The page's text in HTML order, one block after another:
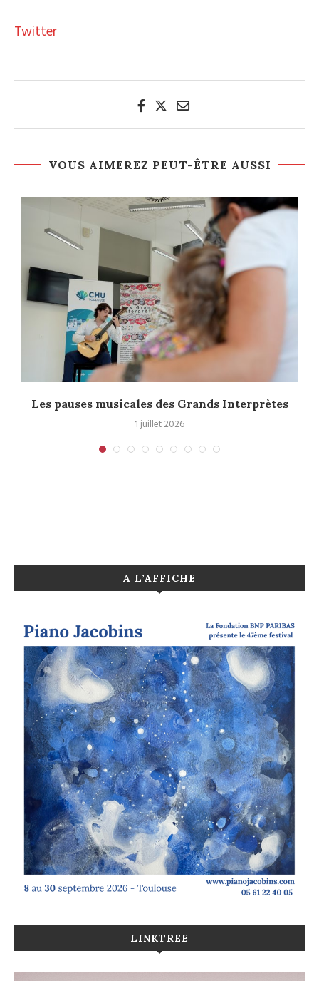
Twitter
VOUS AIMEREZ PEUT-ÊTRE AUSSI
Les pauses musicales des Grands Interprètes
1 juillet 2026
A L’AFFICHE
LINKTREE